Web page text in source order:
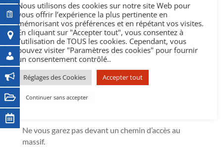
Empruntez seulement les sentiers balisés et ne jetez
rien au passage.
Les quads et les motos sont interdits sur nos
chemins forestiers pour le bonheur et le respect de
notre faune et notre flore.
Faciliter les secours
Ne vous garez pas devant un chemin d’accès au
massif.
Nous utilisons des cookies sur notre site Web pour
vous offrir l’expérience la plus pertinente en
mémorisant vos préférences et en répétant vos visites.
En cliquant sur "Accepter tout", vous consentez à
l’utilisation de TOUS les cookies. Cependant, vous
pouvez visiter "Paramètres des cookies" pour fournir
un consentement contrôlé..
Réglages des Cookies Accepter tout
Continuer sans accepter